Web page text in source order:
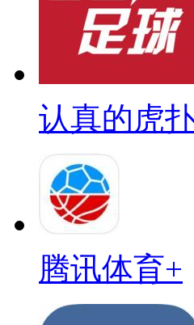
认真的虎
腾讯体育+